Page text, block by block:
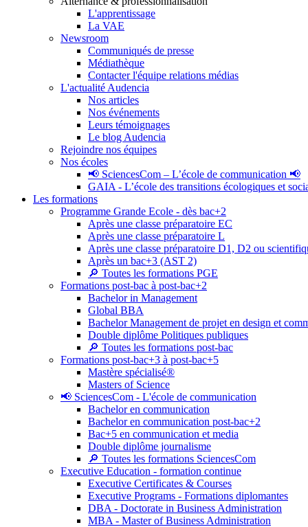
L'apprentissage
La VAE
Newsroom
Communiqués de presse
Médiathèque
Contacter l'équipe relations médias
L'actualité Audencia
Nos articles
Nos événements
Leurs témoignages
Le blog Audencia
Rejoindre nos équipes
Nos écoles
📢 SciencesCom – L’école de communication 📢
GAIA - L’école des transitions écologiques et
Les formations
Programme Grande Ecole - dès bac+2
Après une classe préparatoire EC
Après une classe préparatoire L
Après une classe préparatoire D1, D2 ou
Après un bac+3 (AST 2)
🔎 Toutes les formations PGE
Formations post-bac à post-bac+2
Bachelor in Management
Global BBA
Bachelor Management de projet en design et
Double diplôme Politiques publiques
🔎 Toutes les formations post-bac
Formations post-bac+3 à post-bac+5
Mastère spécialisé®
Masters of Science
📢 SciencesCom - L'école de communication
Bachelor en communication
Bachelor en communication post-bac+2
Bac+5 en communication et media
Double diplôme journalisme
🔎 Toutes les formations SciencesCom
Executive Education - formation continue
Executive Certificates & Courses
Executive Programs - Formations diplomantes
DBA - Doctorate in Business Administration
MBA - Master of Business Administration